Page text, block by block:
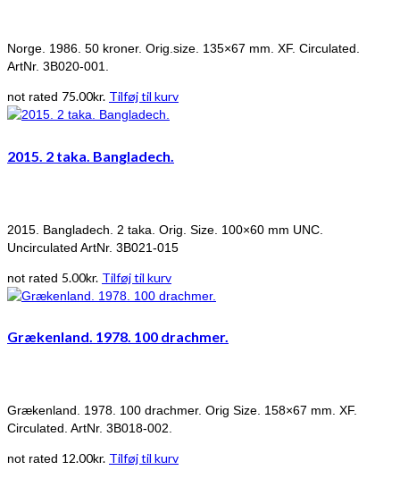
Norge. 1986. 50 kroner. Orig.size. 135×67 mm. XF. Circulated.
ArtNr. 3B020-001.
not rated 75.00kr. Tilføj til kurv
2015. 2 taka. Bangladech.
2015. Bangladech. 2 taka. Orig. Size. 100×60 mm UNC.
Uncirculated ArtNr. 3B021-015
not rated 5.00kr. Tilføj til kurv
Grækenland. 1978. 100 drachmer.
Grækenland. 1978. 100 drachmer. Orig Size. 158×67 mm. XF.
Circulated. ArtNr. 3B018-002.
not rated 12.00kr. Tilføj til kurv